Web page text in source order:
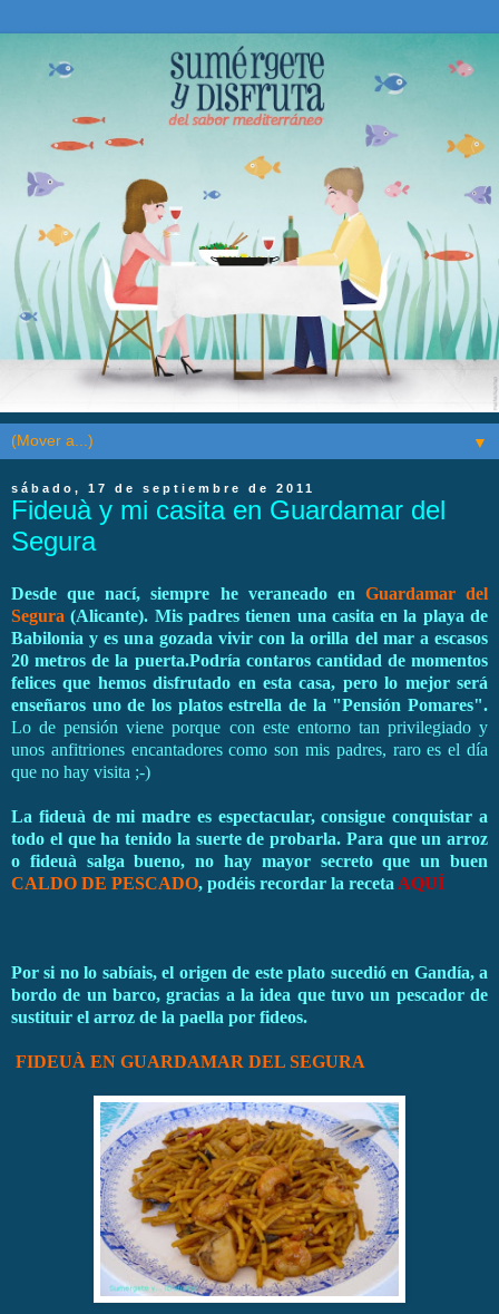
▼
sábado, 17 de septiembre de 2011
Fideuà y mi casita en Guardamar del
Segura
Desde que nací, siempre he veraneado en Guardamar del
Segura (Alicante). Mis padres tienen una casita en la playa de
Babilonia y es una gozada vivir con la orilla del mar a escasos
20 metros de la puerta.Podría contaros cantidad de momentos
felices que hemos disfrutado en esta casa, pero lo mejor será
enseñaros uno de los platos estrella de la "Pensión Pomares".
Lo de pensión viene porque con este entorno tan privilegiado y
unos anfitriones encantadores como son mis padres, raro es el día
que no hay visita ;-)
La fideuà de mi madre es espectacular, consigue conquistar a
todo el que ha tenido la suerte de probarla. Para que un arroz
o fideuà salga bueno, no hay mayor secreto que un buen
CALDO DE PESCADO, podéis recordar la recetaAQUÍ
Por si no lo sabíais, el origen de este plato sucedió en Gandía, a
bordo de un barco, gracias a la idea que tuvo un pescador de
sustituir el arroz de la paella por fideos.
FIDEUÀ EN GUARDAMAR DEL SEGURA